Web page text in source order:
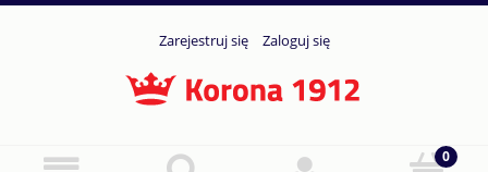
Zarejestruj się Zaloguj się